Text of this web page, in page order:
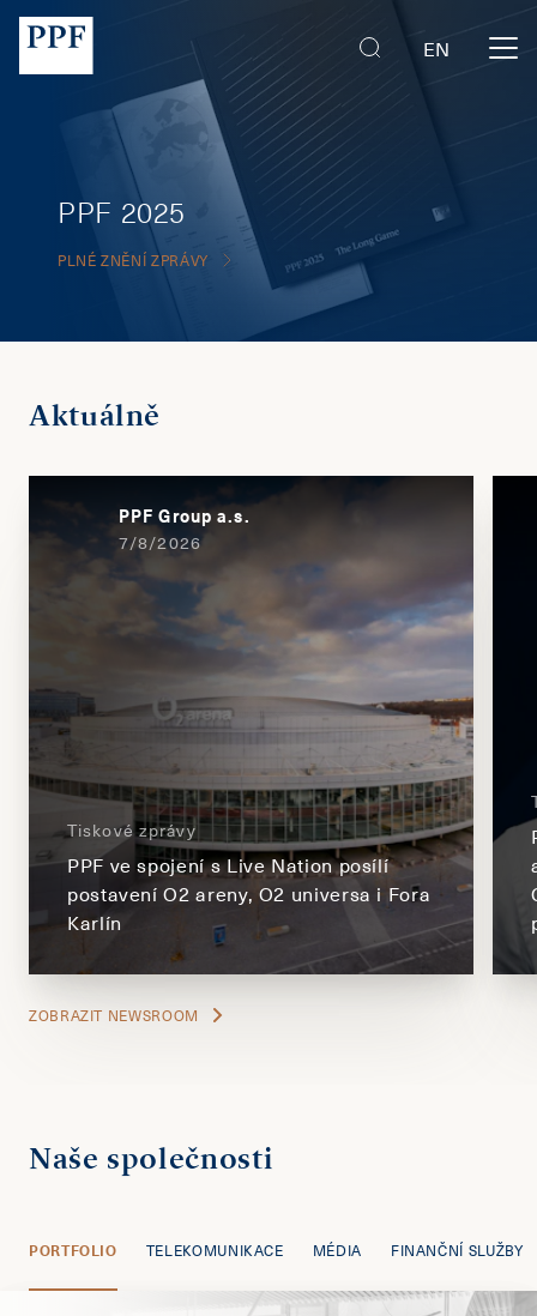
EN
PPF 2025
PLNÉ ZNĚNÍ ZPRÁVY
Aktuálně
PPF Group a.s.
7/8/2026
Tiskové zprávy
PPF ve spojení s Live Nation posílí
postavení O2 areny, O2 universa i Fora
Karlín
ZOBRAZIT NEWSROOM
Naše společnosti
PORTFOLIO TELEKOMUNIKACE MÉDIA FINANČNÍ SLUŽBY